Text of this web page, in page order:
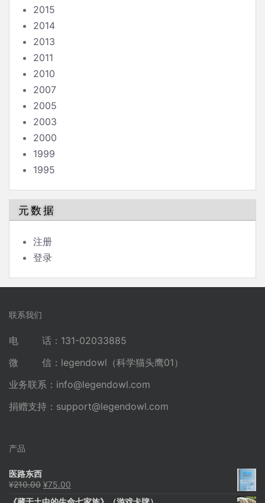
2015
2014
2013
2011
2010
2007
2005
2003
2000
1999
1995
元数据
注册
登录
联系我们
电 话：131-02033885
微 信：legendowl（科学猫头鹰01）
业务联系： info@legendowl.com
捐赠支持： support@legendowl.com
产品
医路东西
¥210.00 原
¥75.00